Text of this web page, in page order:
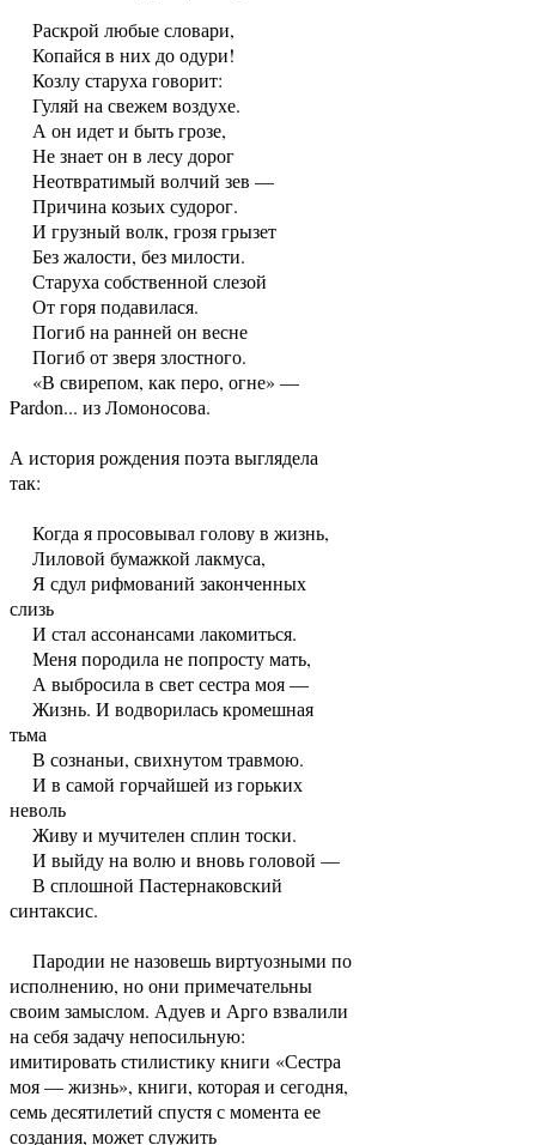
Раскрой любые словари,
Копайся в них до одури!
Козлу старуха говорит:
Гуляй на свежем воздухе.
А он идет и быть грозе,
Не знает он в лесу дорог
Неотвратимый волчий зев —
Причина козьих судорог.
И грузный волк, грозя грызет
Без жалости, без милости.
Старуха собственной слезой
От горя подавилася.
Погиб на ранней он весне
Погиб от зверя злостного.
«В свирепом, как перо, огне» —
Pardon... из Ломоносова.
А история рождения поэта выглядела
так:
Когда я просовывал голову в жизнь,
Лиловой бумажкой лакмуса,
Я сдул рифмований законченных
слизь
И стал ассонансами лакомиться.
Меня породила не попросту мать,
А выбросила в свет сестра моя —
Жизнь. И водворилась кромешная
тьма
В сознаньи, свихнутом травмою.
И в самой горчайшей из горьких
неволь
Живу и мучителен сплин тоски.
И выйду на волю и вновь головой —
В сплошной Пастернаковский
синтаксис.
Пародии не назовешь виртуозными по
исполнению, но они примечательны
своим замыслом. Адуев и Арго взвалили
на себя задачу непосильную:
имитировать стилистику книги «Сестра
моя — жизнь», книги, которая и сегодня,
семь десятилетий спустя с момента ее
создания, может служить